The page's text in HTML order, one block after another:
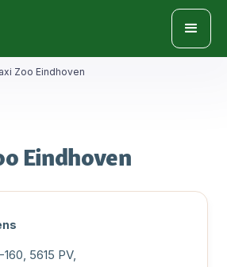
Zoo Eindhoven
Eindhoven
5615 PV,